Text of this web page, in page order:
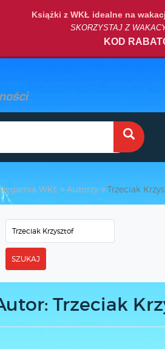
Książki z WKŁ idealne na
SKORZYSTAJ Z
KOD
WKŁ Autorzy Trzeciak
SZUKAJ
Trzeciak